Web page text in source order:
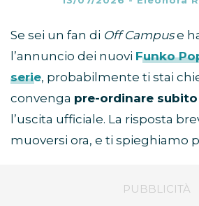
Se sei un fan di Off Campuse
l’annuncio dei nuovi Funko
serie, probabilmente ti stai
convenga pre-ordinare subito
l’uscita ufficiale. La risposta
muoversi ora, e ti spieghiamo